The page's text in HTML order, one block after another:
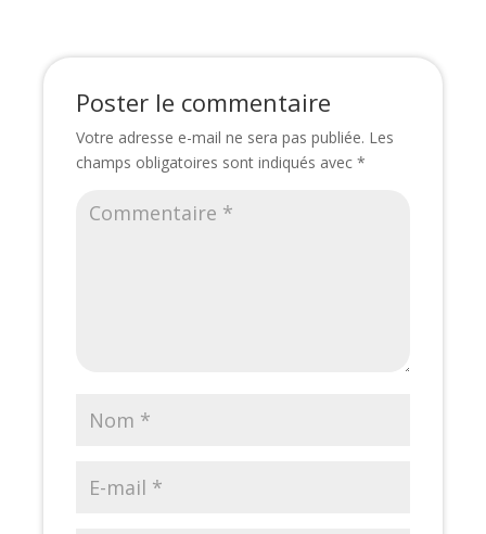
Poster le commentaire
Votre adresse e-mail ne sera pas publiée. Les
champs obligatoires sont indiqués avec *